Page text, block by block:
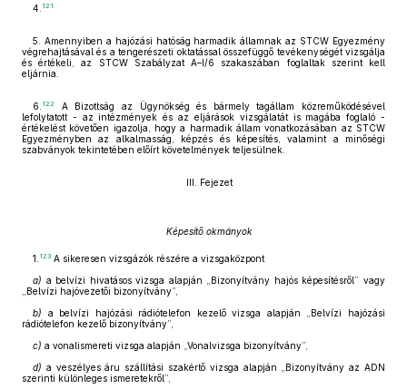
4. 121
5. Amennyiben a hajózási hatóság harmadik államnak az STCW Egyezmény
végrehajtásával és a tengerészeti oktatással összefüggő tevékenységét vizsgálja
és értékeli, az STCW Szabályzat A–I/6 szakaszában foglaltak szerint kell
eljárnia.
6. 122
A Bizottság az Ügynökség és bármely tagállam közreműködésével
lefolytatott - az intézmények és az eljárások vizsgálatát is magába foglaló -
értékelést követően igazolja, hogy a harmadik állam vonatkozásában az STCW
Egyezményben az alkalmasság, képzés és képesítés, valamint a minőségi
szabványok tekintetében előírt követelmények teljesülnek.
III. Fejezet
Képesítő okmányok
1. 123 A sikeresen vizsgázók részére a vizsgaközpont
a) a belvízi hivatásos vizsga alapján „Bizonyítvány hajós képesítésről” vagy
„Belvízi hajóvezetői bizonyítvány”,
b) a belvízi hajózási rádiótelefon kezelő vizsga alapján „Belvízi hajózási
rádiótelefon kezelő bizonyítvány”,
c) a vonalismereti vizsga alapján „Vonalvizsga bizonyítvány”,
d) a veszélyes áru szállítási szakértő vizsga alapján „Bizonyítvány az ADN
szerinti különleges ismeretekről”,